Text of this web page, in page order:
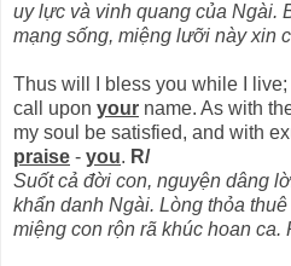
uy lực và vinh quang của Ngài.
mạng sống, miệng lưỡi này xin
Thus will I bless you while I live;
call upon your name. As with
my soul be satisfied, and with
praise - you. R/
Suốt cả đời con, nguyện dâng
khẩn danh Ngài. Lòng thỏa
miệng con rộn rã khúc hoan ca.